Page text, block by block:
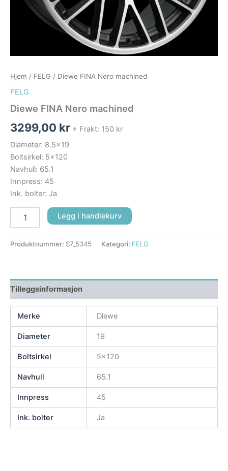
Hjem / FELG / Diewe FINA Nero machined
FELG
Diewe FINA Nero machined
3299,00 kr + Frakt: 150 kr
Diameter: 8.5×19
Boltsirkel: 5×120
Navhull: 65.1
Innpress: 45
Ink. bolter: Ja
Legg i handlekurv
Produktnummer: S7_5345 Kategori: FELG
Tilleggsinformasjon
Merke Diewe
Diameter 19
Boltsirkel 5×120
Navhull 65.1
Innpress 45
Ink. bolter Ja